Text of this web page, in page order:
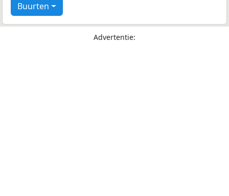
Buurten
Advertentie: